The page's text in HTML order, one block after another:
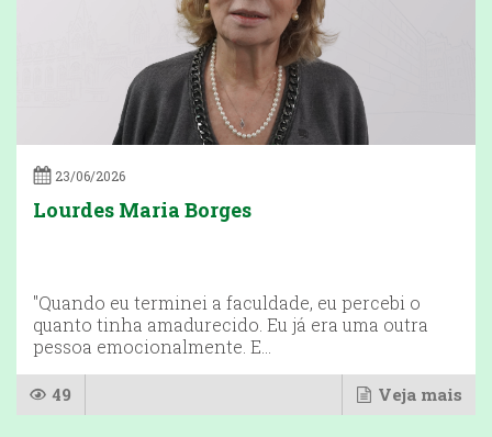
23/06/2026
Lourdes Maria Borges
"Quando eu terminei a faculdade, eu percebi o
quanto tinha amadurecido. Eu já era uma outra
pessoa emocionalmente. E...
49 Veja mais